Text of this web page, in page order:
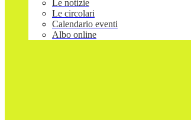
Le notizie
Le circolari
Calendario eventi
Albo online